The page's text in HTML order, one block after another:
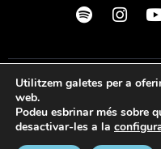
© 2026Meritxell Gené
Política de privacitat
Utilitzem galetes per a
web.
Podeu esbrinar més sobre
desactivar-les a la